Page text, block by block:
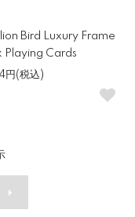
Bird Luxury Frame
Playing Cards
円(税込)